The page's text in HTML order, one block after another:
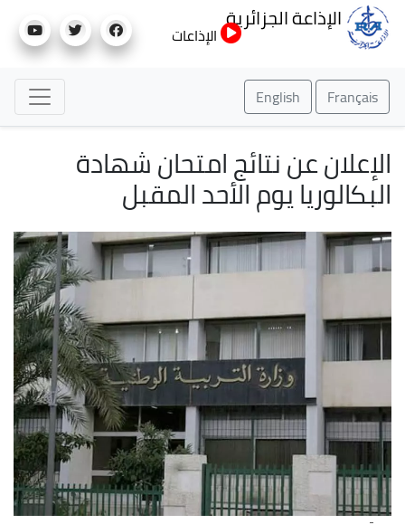
إلى
الإذاعة الجزائرية
الإذاعات
Français
English
الإعلان عن نتائج امتحان شهادة
البكالوريا يوم الأحد المقبل